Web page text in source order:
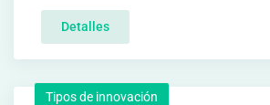
Detalles
Tipos de innovación